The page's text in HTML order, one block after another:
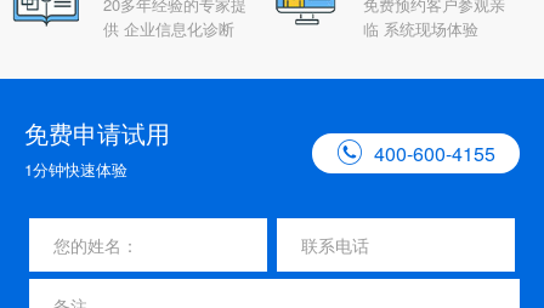
供 企业信息化诊断
临 系统现场体验
免费申请试用
1分钟快速体验
 400-600-4155